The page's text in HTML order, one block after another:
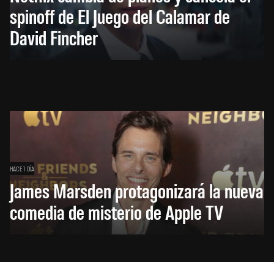
spinoff de El Juego del Calamar de
David Fincher
HACE 1 DÍA
James Marsden protagonizará la nueva
comedia de misterio de Apple TV